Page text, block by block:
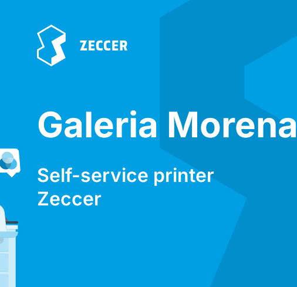
Galeria Morena
Self-service printer
Zeccer